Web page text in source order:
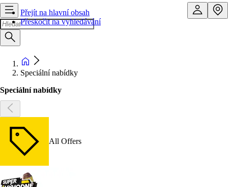
Přejít na hlavní obsah
Přeskočit na vyhledávání
Speciální nabídky
Speciální nabídky
All Offers